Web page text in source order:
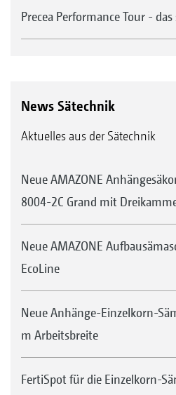
Precea Performance Tour -
News Sätechnik
Aktuelles aus der Sätechnik
Neue AMAZONE
8004-2C Grand mit
Neue AMAZONE
EcoLine
Neue Anhänge-Einzelkorn-
m Arbeitsbreite
FertiSpot für die Einzelkorn-